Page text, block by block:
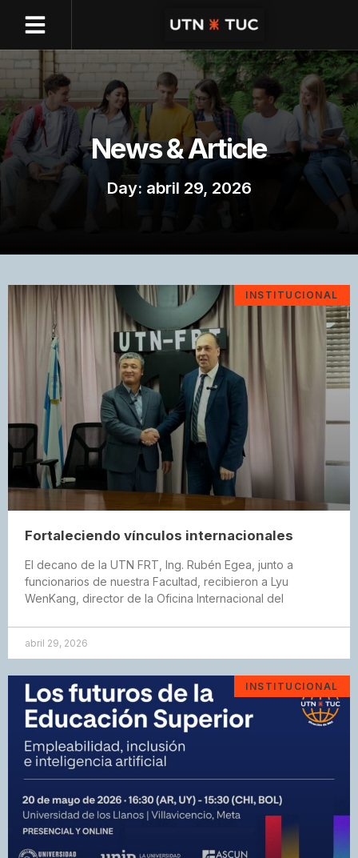
News & Article
Day: abril 29, 2026
INSTITUCIONAL
Fortaleciendo vínculos internacionales
El decano de la UTN FRT, Ing. Rubén Egea, junto a
funcionarios de nuestra Facultad, recibieron a Lyu
WenKang, director de la Oficina Internacional del
abril 29, 2026
INSTITUCIONAL